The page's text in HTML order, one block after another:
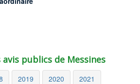
avis publics de Messines
2019 2020
2021